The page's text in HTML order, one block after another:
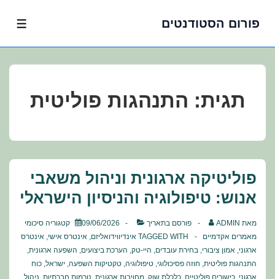
פורום הסטודנטים
תגית: התנהגות פוליטית
פוליטיקה ארגונית וניהול משאבי
אנוש: טיפולוגיה והניסיון הישראלי
מאת ADMIN פורסם בתאריך 09/06/2026 קטגוריה סיכומי
מאמרים אקדמיים
TAGGED WITH אינדיווידואליזם, אינטרס אישי, אינטרס
ארגוני, אמון ציבורי, בחירת עובדים, היי-טק, הערכת ביצועים, השפעה ארגונית,
התנהגות פוליטית, חוזה פסיכולוגי, טיפולוגיה, טקטיקות השפעה, ישראל, כוח
ארגוני, כישורים פוליטיים, כלכלת שוק, מחויבות ארגונית, נורמות חברתיות, ניהול